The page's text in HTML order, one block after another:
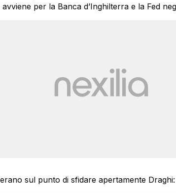
per la Banca d’Inghilterra e la Fed
sul punto di sfidare apertamente Draghi: